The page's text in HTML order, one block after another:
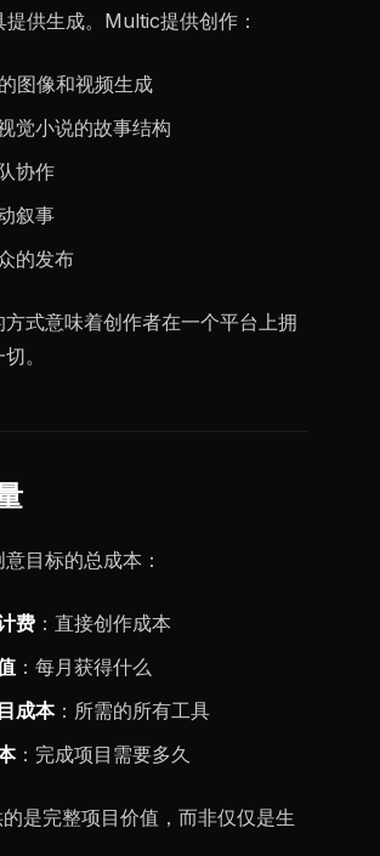
供生成。Multic提供创作：
图像和视频生成
觉小说的故事结构
协作
叙事
的发布
式意味着创作者在一个平台上拥
。
目标的总成本：
费 ：直接创作成本
：每月获得什么
成本：所需的所有工具
：完成项目需要多久
是完整项目价值，而非仅仅是生